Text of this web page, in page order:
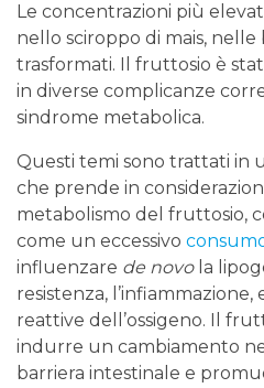
Le concentrazioni più
nello sciroppo di mais,
trasformati. Il fruttosio è
in diverse complicanze
sindrome metabolica.
Questi temi sono trattati in
che prende in
metabolismo del fruttosio,
come un eccessivo
influenzare de novola
resistenza,
reattive dell’ossigeno. Il
indurre un cambiamento
barriera intestinale e